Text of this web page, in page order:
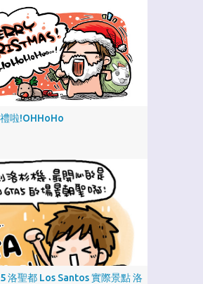
啦!OHHoHo
洛聖都 Los Santos 實際景點 洛